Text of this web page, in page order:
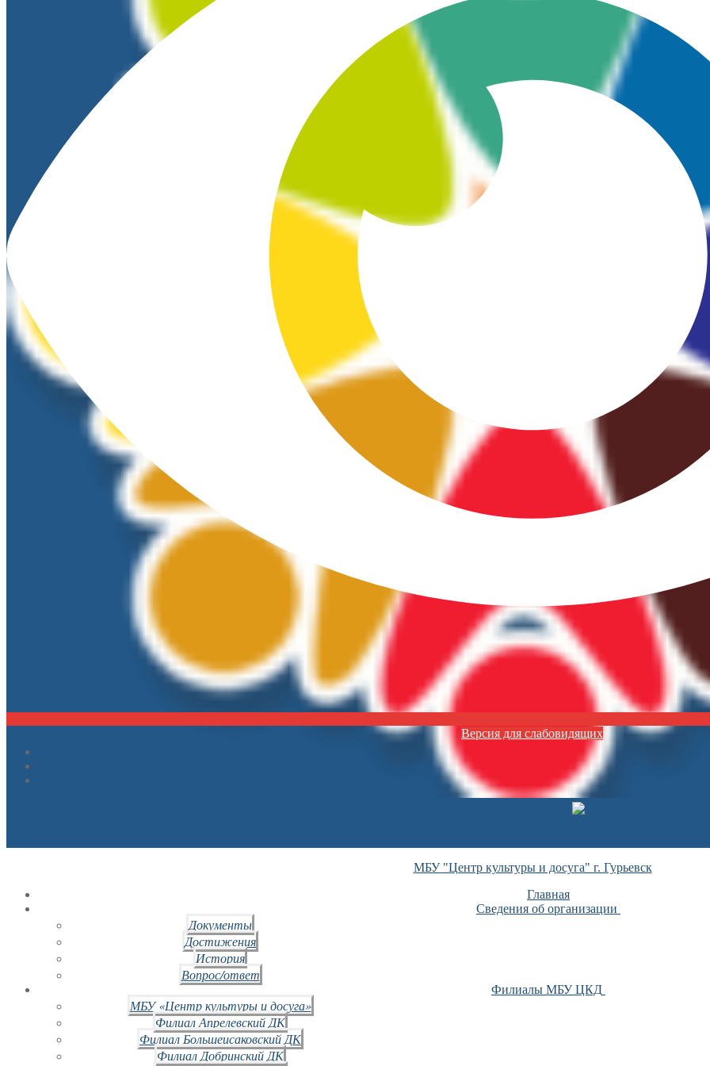
Версия для слабовидящих
МБУ "Центр культуры и досуга" г. Гурьевск
Главная
Сведения об организации
Документы
Достижения
История
Вопрос/ответ
Филиалы МБУ ЦКД
МБУ «Центр культуры и досуга»
Филиал Апрелевский ДК
Филиал Большеисаковский ДК
Филиал Добринский ДК